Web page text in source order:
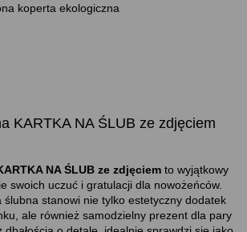
koperta ekologiczna
KARTKA NA ŚLUB ze zdjęciem
NA ŚLUB ze zdjęciem to wyjątkowy
swoich uczuć i gratulacji dla nowożeńców.
ślubna stanowi nie tylko estetyczny dodatek
ale również samodzielny prezent dla pary